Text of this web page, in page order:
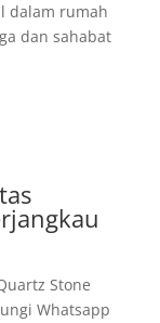
dalam rumah
dan sahabat
Stone
Whatsapp